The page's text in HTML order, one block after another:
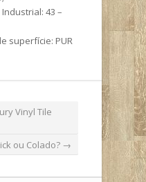
43 –
superfície: PUR
Vinyl Tile
ou Colado? →